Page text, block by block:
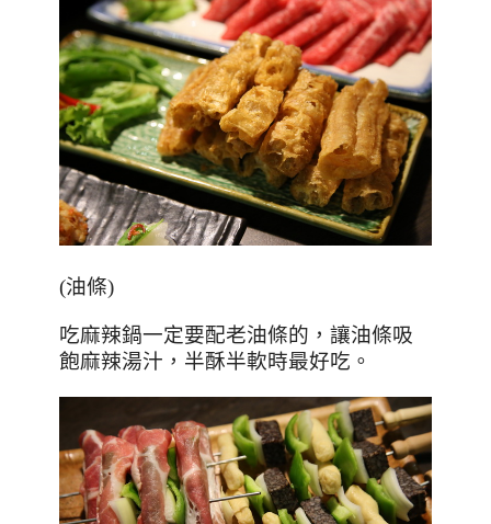
(油條)
吃麻辣鍋一定要配老油條的，讓油條吸
飽麻辣湯汁，半酥半軟時最好吃。